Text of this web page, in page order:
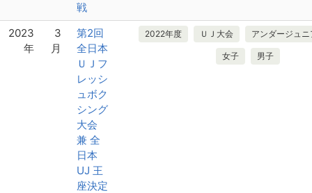
戦
2023
年
3
月
第2回
全日本
ＵＪフ
レッシ
ュボク
シング
大会
兼 全
日本
UJ 王
座決定
2022年度 ＵＪ大会 アンダージュ
女子 男子